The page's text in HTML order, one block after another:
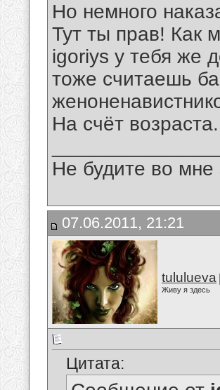
Но немного
Тут ты прав! Как
igoriys у тебя же
тоже считаешь
На счёт
Не будите во мне
07.06.2011, 21:21
tululueva
Живу я здесь
Цитата: